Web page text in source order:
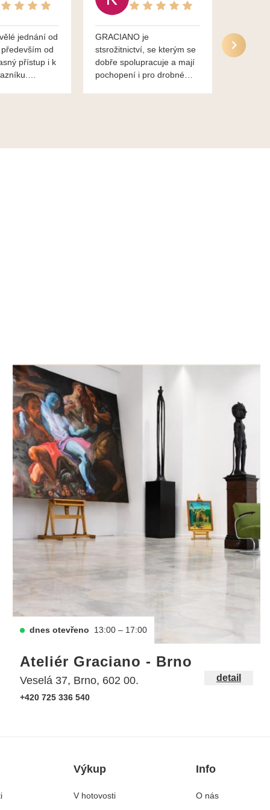
jednání od
od
přístup i k
GRACIANO je
stsrožitnictví, se kterým se
dobře spolupracuje a mají
pochopení i pro drobné
Služby
jsou po
dnes otevřeno 13:00 – 17:00
Ateliér Graciano - Brno
Veselá 37, Brno, 602 00.
+420 725 336 540
detail
Výkup
V hotovosti
Info
O nás